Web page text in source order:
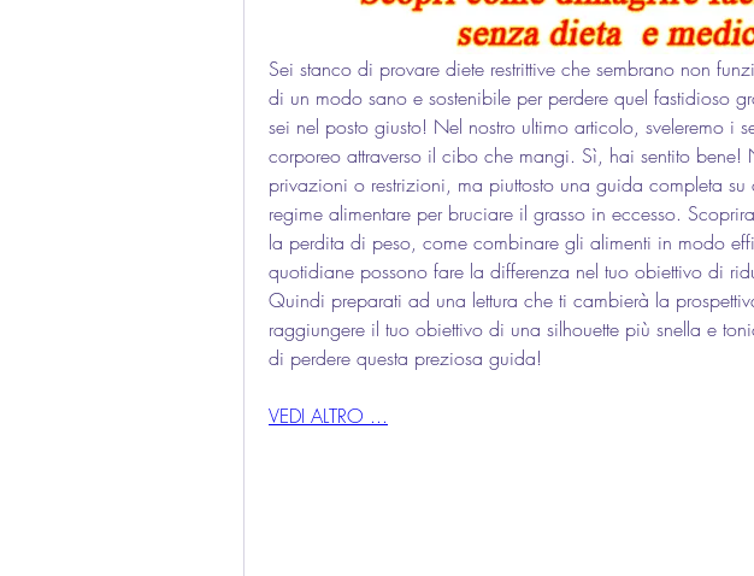
Sei stanco di provare diete restrittive che sembrano non
di un modo sano e sostenibile per perdere quel fastidioso
sei nel posto giusto! Nel nostro ultimo articolo, sveleremo i
corporeo attraverso il cibo che mangi. Sì, hai sentito bene!
privazioni o restrizioni, ma piuttosto una guida completa su
regime alimentare per bruciare il grasso in eccesso.
la perdita di peso, come combinare gli alimenti in modo
quotidiane possono fare la differenza nel tuo obiettivo di
Quindi preparati ad una lettura che ti cambierà la
raggiungere il tuo obiettivo di una silhouette più snella e
di perdere questa preziosa guida!
VEDI ALTRO ...